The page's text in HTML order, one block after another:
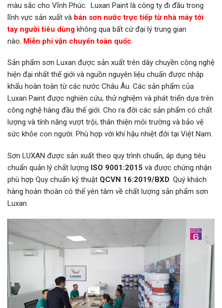
màu sắc cho Vĩnh Phúc. Luxan Paint là công ty đi đầu trong
lĩnh vực sản xuất và bán sơn nước trực tiếp từ nhà máy tới
tay người tiêu dùng không qua bất cứ đại lý trung gian
nào. Miễn phí vận chuyển toàn quốc.
Sản phẩm sơn Luxan được sản xuất trên dây chuyền công nghệ
hiện đại nhất thế giới và nguồn nguyên liệu chuẩn được nhập
khẩu hoàn toàn từ các nước Châu Âu. Các sản phẩm của
Luxan Paint được nghiên cứu, thử nghiệm và phát triển dựa trên
công nghệ hàng đầu thế giới. Cho ra đời các sản phẩm có chất
lượng và tính năng vượt trội, thân thiện môi trường và bảo vệ
sức khỏe con người. Phù hợp với khí hậu nhiệt đới tại Việt Nam.
Sơn LUXAN được sản xuất theo quy trình chuẩn, áp dụng tiêu
chuẩn quản lý chất lượng ISO 9001:2015 và được chứng nhận
phù hợp Quy chuẩn kỹ thuật QCVN 16:2019/BXD. Quý khách
hàng hoàn thoàn có thể yên tâm về chất lượng sản phẩm sơn
Luxan.